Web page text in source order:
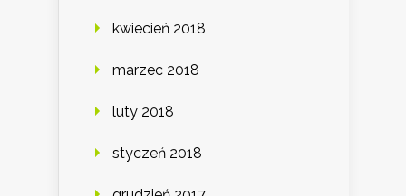
kwiecień 2018
marzec 2018
luty 2018
styczeń 2018